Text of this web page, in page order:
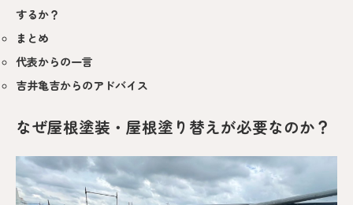
するか？
まとめ
代表からの一言
吉井亀吉からのアドバイス
なぜ屋根塗装・屋根塗り替えが必要なのか？